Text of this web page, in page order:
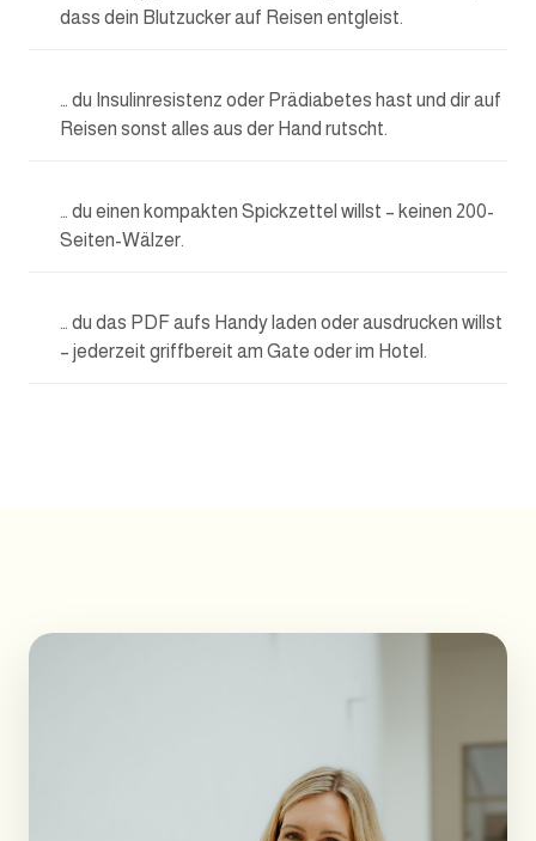
dass dein Blutzucker auf Reisen entgleist.
… du Insulinresistenz oder Prädiabetes hast und dir auf
Reisen sonst alles aus der Hand rutscht.
… du einen kompakten Spickzettel willst – keinen 200-
Seiten-Wälzer.
… du das PDF aufs Handy laden oder ausdrucken willst
– jederzeit griffbereit am Gate oder im Hotel.